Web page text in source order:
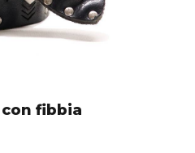
con fibbia